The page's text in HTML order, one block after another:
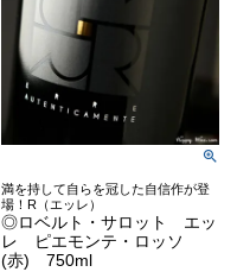
満を持して自らを冠した自信作が登
場！R（エッレ）
◎ロベルト・サロット エッ
レ ピエモンテ・ロッソ
(赤) 750ml